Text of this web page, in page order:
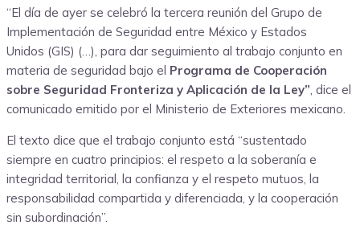
“El día de ayer se celebró la tercera reunión del Grupo de
Implementación de Seguridad entre México y Estados
Unidos (GIS) (…), para dar seguimiento al trabajo conjunto en
materia de seguridad bajo el Programa de Cooperación
sobre Seguridad Fronteriza y Aplicación de la Ley”, dice el
comunicado emitido por el Ministerio de Exteriores mexicano.
El texto dice que el trabajo conjunto está “sustentado
siempre en cuatro principios: el respeto a la soberanía e
integridad territorial, la confianza y el respeto mutuos, la
responsabilidad compartida y diferenciada, y la cooperación
sin subordinación”.